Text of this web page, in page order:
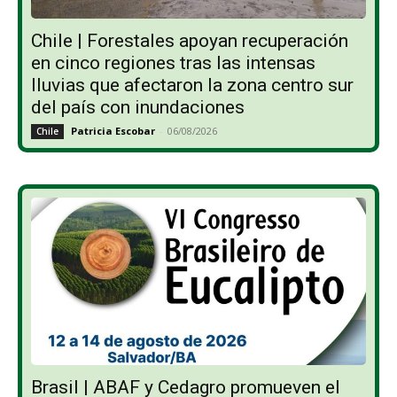
Chile | Forestales apoyan recuperación
en cinco regiones tras las intensas
lluvias que afectaron la zona centro sur
del país con inundaciones
Chile Patricia Escobar - 06/08/2026
Brasil | ABAF y Cedagro promueven el